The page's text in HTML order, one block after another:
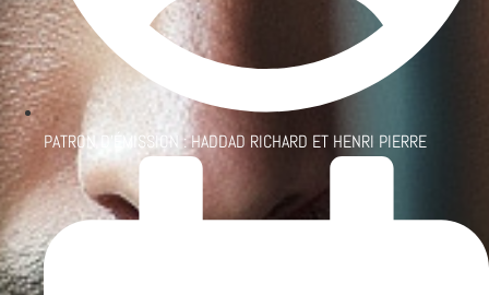
PATRON D'ÉMISSION :HADDAD RICHARD ET HENRI PIERRE